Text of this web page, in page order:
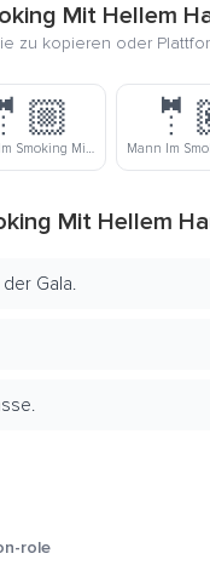
Mit Hellem
zu kopieren oder
Mann Im Smoking Mit Mittelhellem Hautton
Mit Hellem
Gala.
role